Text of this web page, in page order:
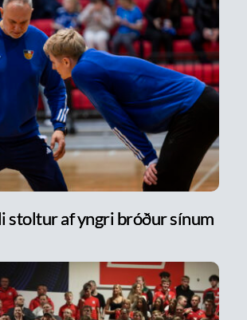
stoltur af yngri bróður sínum